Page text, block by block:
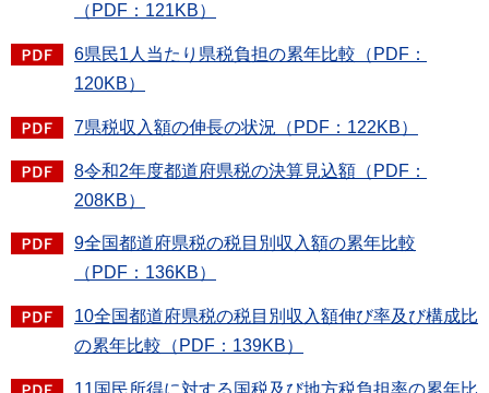
（PDF：121KB）
6県民1人当たり県税負担の累年比較（PDF：
120KB）
7県税収入額の伸長の状況（PDF：122KB）
8令和2年度都道府県税の決算見込額（PDF：
208KB）
9全国都道府県税の税目別収入額の累年比較
（PDF：136KB）
10全国都道府県税の税目別収入額伸び率及び構成比
の累年比較（PDF：139KB）
11国民所得に対する国税及び地方税負担率の累年比